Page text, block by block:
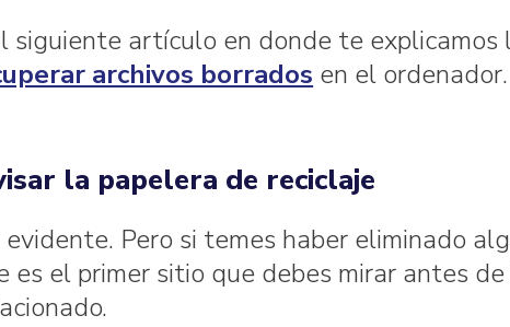
siguiente artículo en donde te explicamos
archivos borrados en el ordenador.
la papelera de reciclaje
evidente. Pero si temes haber eliminado
es el primer sitio que debes mirar antes